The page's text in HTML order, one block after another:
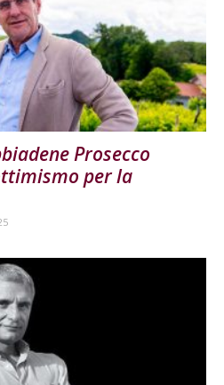
Prosecco
per la